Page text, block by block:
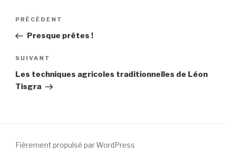
PRÉCÉDENT
Presque prêtes !
SUIVANT
Les techniques agricoles traditionnelles de Léon
Tisgra
Fièrement propulsé par WordPress